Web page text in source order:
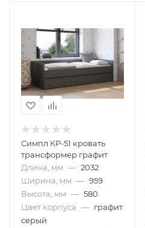
Симпл КР-51 кровать
трансформер графит
Длина, мм — 2032
Ширина, мм — 959
Высота, мм — 580
Цвет корпуса — графит
серый